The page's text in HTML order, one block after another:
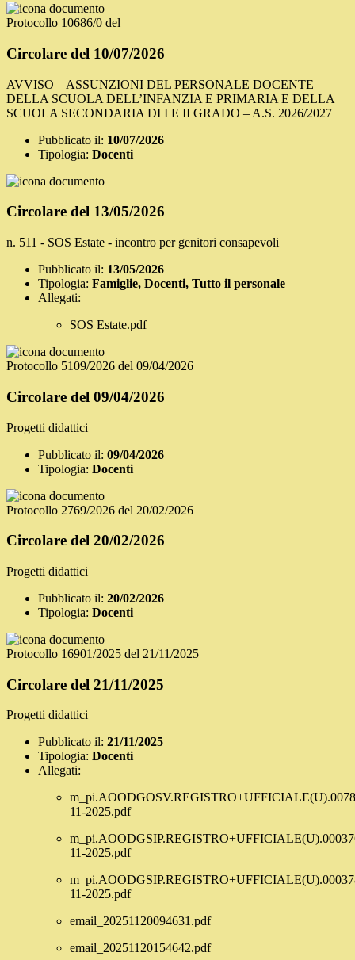
Protocollo 10686/0 del
Circolare del 10/07/2026
AVVISO – ASSUNZIONI DEL PERSONALE DOCENTE
DELLA SCUOLA DELL’INFANZIA E PRIMARIA E DELLA
SCUOLA SECONDARIA DI I E II GRADO – A.S. 2026/2027
Pubblicato il: 10/07/2026
Tipologia: Docenti
Circolare del 13/05/2026
n. 511 - SOS Estate - incontro per genitori consapevoli
Pubblicato il: 13/05/2026
Tipologia: Famiglie, Docenti, Tutto il personale
Allegati:
SOS Estate.pdf
Protocollo 5109/2026 del 09/04/2026
Circolare del 09/04/2026
Progetti didattici
Pubblicato il: 09/04/2026
Tipologia: Docenti
Protocollo 2769/2026 del 20/02/2026
Circolare del 20/02/2026
Progetti didattici
Pubblicato il: 20/02/2026
Tipologia: Docenti
Protocollo 16901/2025 del 21/11/2025
Circolare del 21/11/2025
Progetti didattici
Pubblicato il: 21/11/2025
Tipologia: Docenti
Allegati:
11-2025.pdf
11-2025.pdf
11-2025.pdf
email_20251120094631.pdf
email_20251120154642.pdf